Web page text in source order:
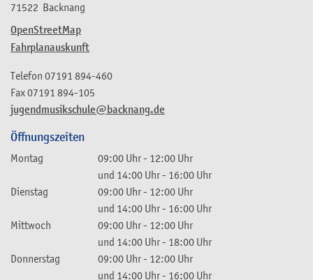
71522 Backnang
OpenStreetMap
Fahrplanauskunft
jugendmusikschule@backnang.de
Telefon 07191 894-460
Fax07191 894-105
Öffnungszeiten
Montag 09:00 Uhr- 12:00 Uhr
und 14:00 Uhr- 16:00 Uhr
Dienstag
09:00 Uhr- 12:00 Uhr
und 14:00 Uhr- 16:00 Uhr
Mittwoch
09:00 Uhr- 12:00 Uhr
und 14:00 Uhr- 18:00 Uhr
Donnerstag
09:00 Uhr- 12:00 Uhr
und 14:00 Uhr- 16:00 Uhr